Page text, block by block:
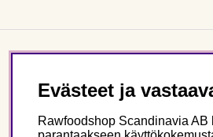
Evästeet ja
Rawfoodshop Scandinavia AB